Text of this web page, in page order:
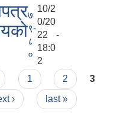
७
९-
८
०
10/2
0/20
22 -
18:0
2
1 2
3
› last »